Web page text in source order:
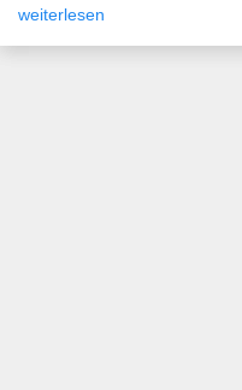
weiterlesen